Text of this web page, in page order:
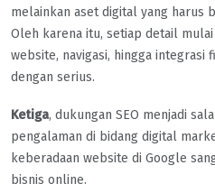
melainkan aset digital yang harus
Oleh karena itu, setiap detail
website, navigasi, hingga
dengan serius.
Ketiga, dukungan SEO menjadi
pengalaman di bidang digital
keberadaan website di Google
bisnis online.